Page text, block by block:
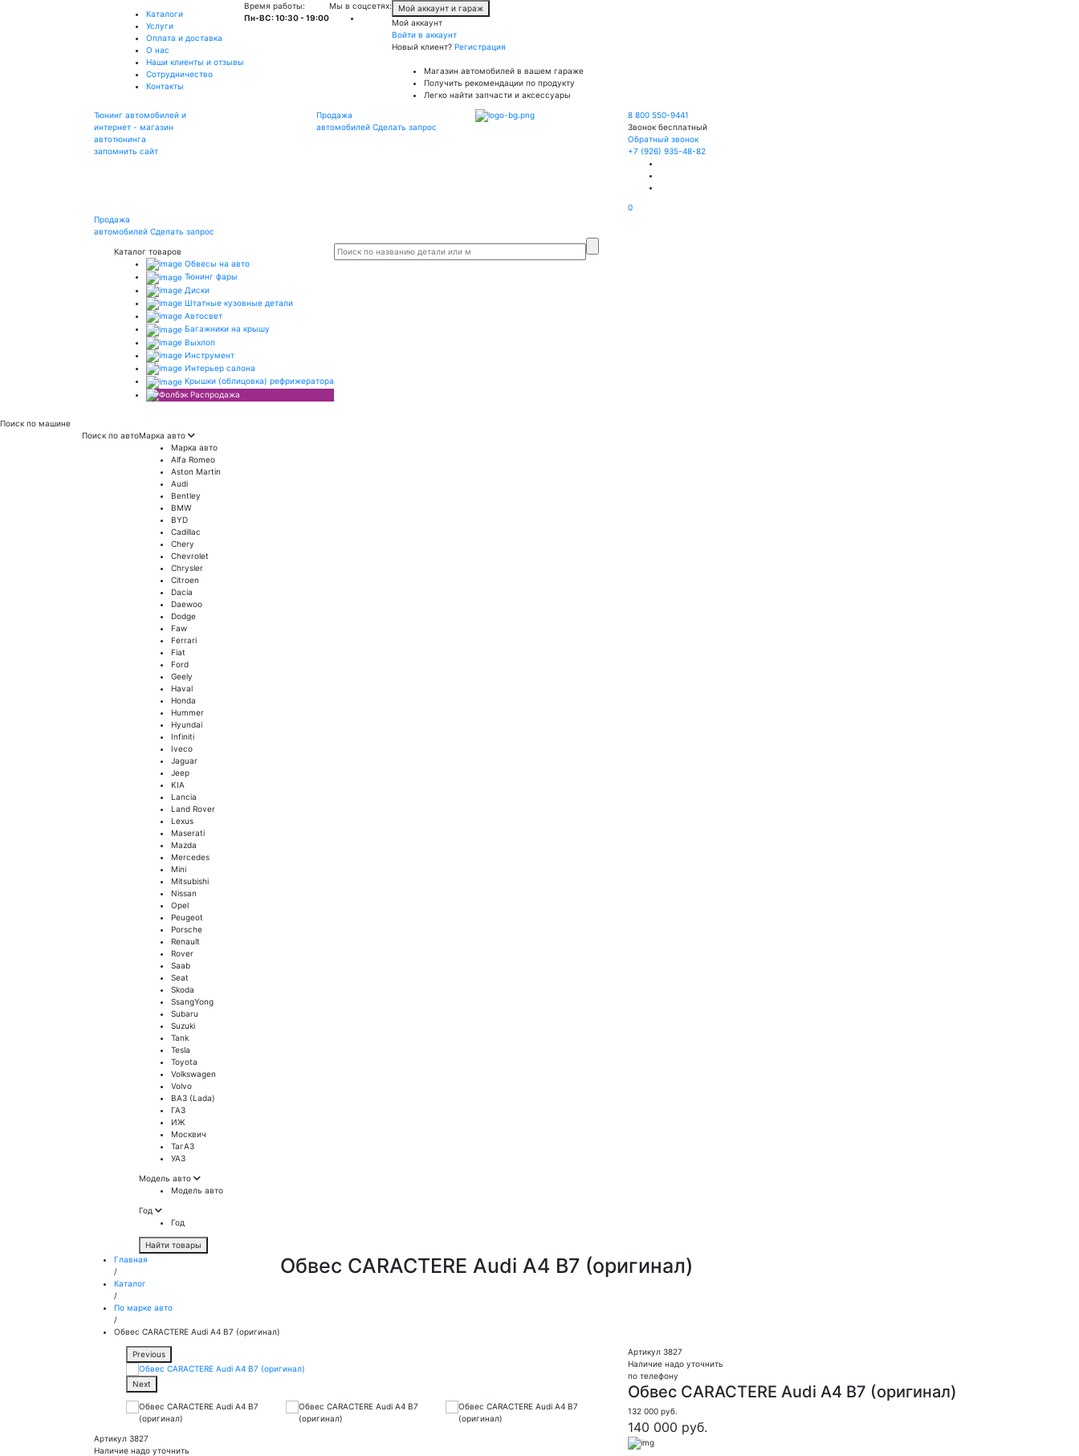
Каталоги
Услуги
Оплата и доставка
О нас
Наши клиенты и отзывы
Сотрудничество
Контакты
Время работы:
Пн-ВС: 10:30 - 19:00
Мы в соцсетях:
Мой аккаунт и гараж
Мой аккаунт
Войти в аккаунт
Новый клиент? Регистрация
Магазин автомобилей в вашем гараже
Получить рекомендации по продукту
Легко найти запчасти и аксессуары
Тюнинг автомобилей и
интернет - магазин
автотюнинга
запомнить сайт
Продажа
автомобилейСделать запрос
8 800 550-9441
Звонок бесплатный
Обратный звонок
+7 (926) 935-48-82
0
Продажа
автомобилей Сделать запрос
Каталог товаров
Обвесы на авто
Тюнинг фары
Диски
Штатные кузовные детали
Автосвет
Багажники на крышу
Выхлоп
Инструмент
Интерьер салона
Крышки (облицовка) рефрижератора
Распродажа
Поиск по машине
Поиск по автоМарка авто
Марка авто
Alfa Romeo
Aston Martin
Audi
Bentley
BMW
BYD
Cadillac
Chery
Chevrolet
Chrysler
Citroen
Dacia
Daewoo
Dodge
Faw
Ferrari
Fiat
Ford
Geely
Haval
Honda
Hummer
Hyundai
Infiniti
Iveco
Jaguar
Jeep
KIA
Lancia
Land Rover
Lexus
Maserati
Mazda
Mercedes
Mini
Mitsubishi
Nissan
Opel
Peugeot
Porsche
Renault
Rover
Saab
Seat
Skoda
SsangYong
Subaru
Suzuki
Tank
Tesla
Toyota
Volkswagen
Volvo
ВАЗ (Lada)
ГАЗ
ИЖ
Москвич
ТагАЗ
УАЗ
Модель авто
Модель авто
Год
Год
Найти товары
Главная
/
Каталог
/
По марке авто
/
Обвес CARACTERE Audi A4 B7 (оригинал)
Обвес CARACTERE Audi A4 B7 (оригинал)
Previous
Next
Артикул 3827
Наличие надо уточнить
Артикул 3827
Наличие надо уточнить
по телефону
Обвес CARACTERE Audi A4 B7 (оригинал)
132 000 руб.
140 000 руб.